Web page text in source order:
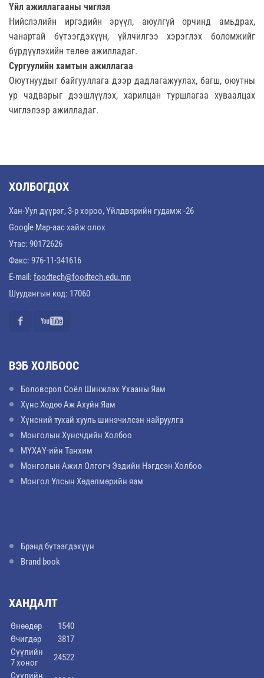
Үйл ажиллагааны чиглэл
Нийслэлийн иргэдийн эрүүл, аюулгүй орчинд амьдрах,
чанартай бүтээгдэхүүн, үйлчилгээ хэрэглэх боломжийг
бүрдүүлэхийн төлөө ажилладаг.
Сургуулийн хамтын ажиллагаа
Оюутнуудыг байгууллага дээр дадлагажуулах, багш, оюутны
ур чадварыг дээшлүүлэх, харилцан туршлагаа хуваалцах
чиглэлээр ажилладаг.
ХОЛБОГДОХ
Хан-Уул дүүрэг, 3-р хороо, Үйлдвэрийн гудамж -26
Google Map-аас хайж олох
Утас: 90172626
Факс: 976-11-341616
E-mail: foodtech@foodtech.edu.mn
Шуудангын код: 17060
ВЭБ ХОЛБООС
Боловсрол Соёл Шинжлэх Ухааны Яам
Хүнс Хөдөө Аж Ахуйн Яам
Хүнсний тухай хууль шинэчилсэн найруулга
Монголын Хүнсчдийн Холбоо
МҮХАҮ-ийн Танхим
Монголын Ажил Олгогч Эздийн Нэгдсэн Холбоо
Монгол Улсын Хөдөлмөрийн яам
Брэнд бүтээгдэхүүн
Brand book
ХАНДАЛТ
Өнөөдөр
1540
Өчигдөр
3817
Сүүлийн
7 хоног
24522
Сүүлийн